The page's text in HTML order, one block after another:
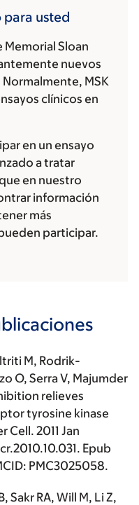
para usted
Sloan
nuevos
MSK
clínicos en
en un ensayo
a tratar
en nuestro
información
más
participar.
M, Rodrik-
O, Serra V, Majumder
relieves
tyrosine kinase
2011 Jan
Epub
PMC3025058.
Sakr RA, Will M, Li Z,